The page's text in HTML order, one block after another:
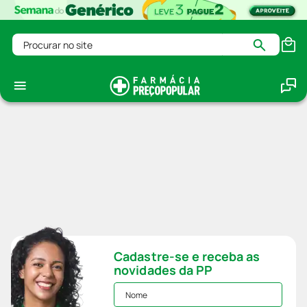
Procurar no site
Cadastre-se e receba as
novidades da PP